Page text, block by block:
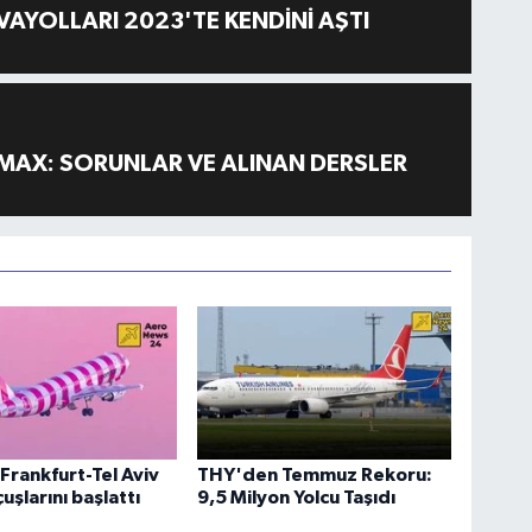
2023'TE KENDİNİ AŞTI
SORUNLAR VE ALINAN DERSLER
Tel Aviv
başlattı
THY'den Temmuz Rekoru:
9,5 Milyon Yolcu Taşıdı